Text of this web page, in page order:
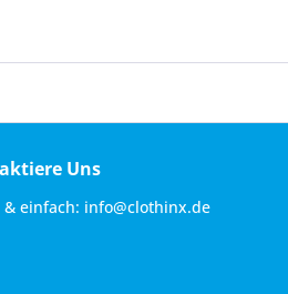
Uns
einfach: info@clothinx.de